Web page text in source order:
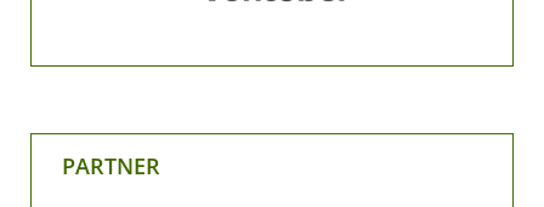
PARTNER